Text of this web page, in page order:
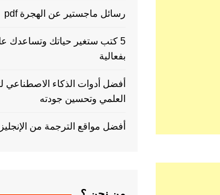
رسائل ماجستير عن الهجرة pdf
5 كتب ستغير حياتك وتساعدك
بفعالية
أفضل أدوات الذكاء الاصطناعي
العلمي وتحسين جودته
أفضل مواقع الترجمة من